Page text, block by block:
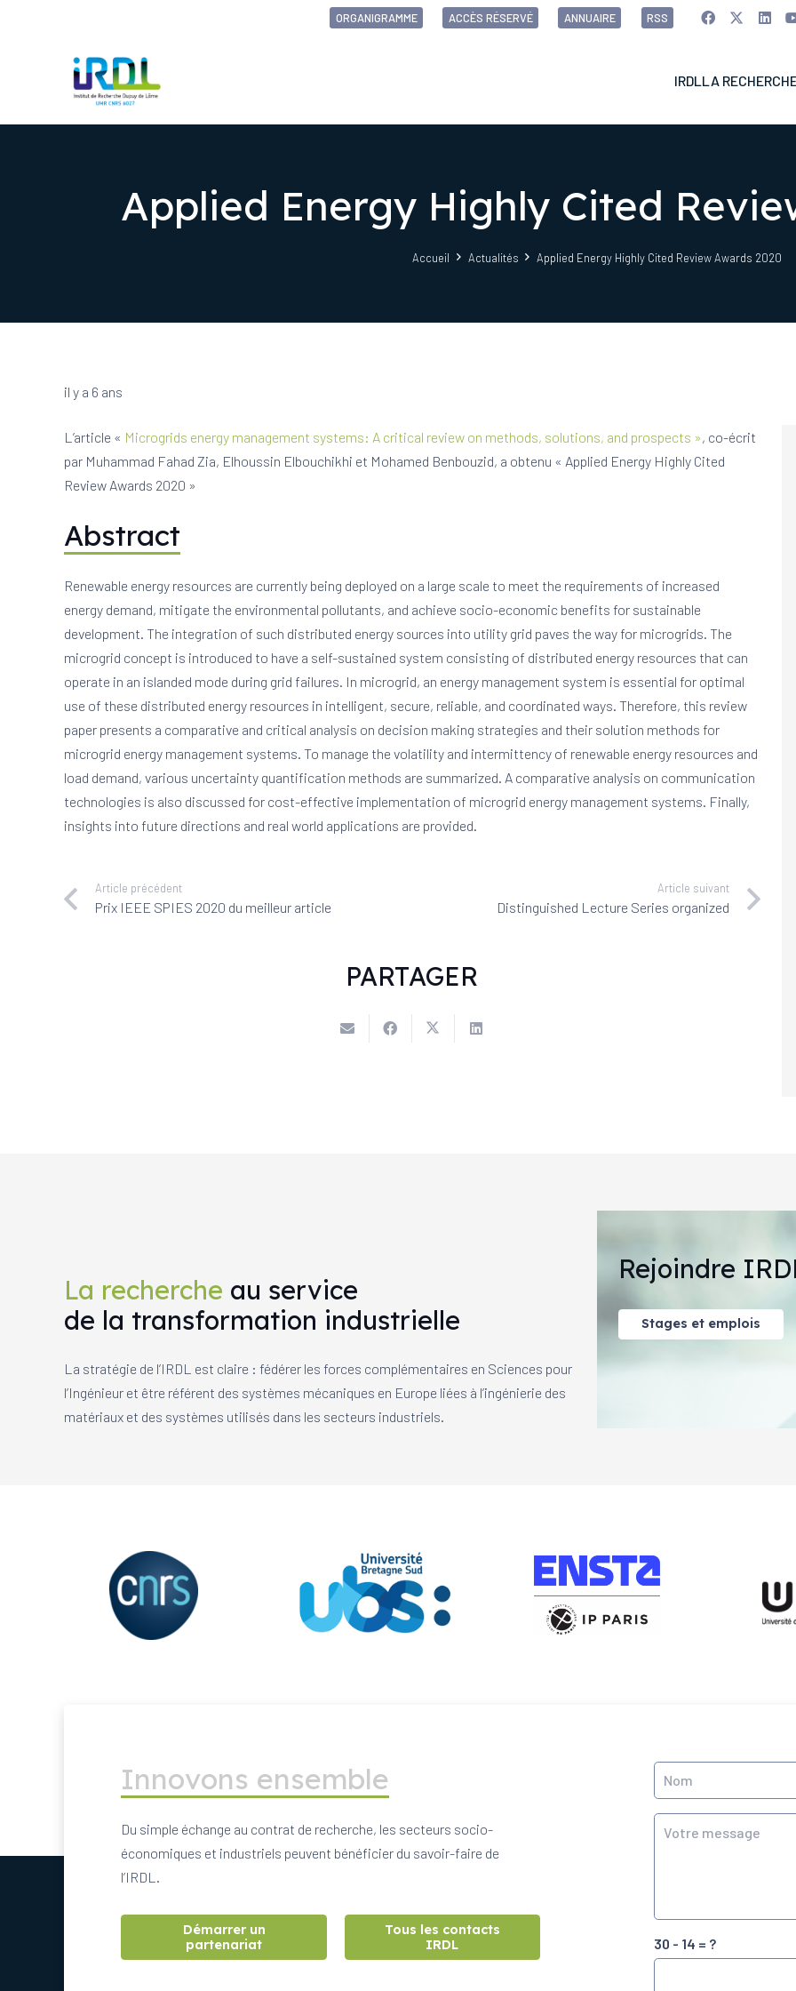
ORGANIGRAMME ACCÈS RÉSERVÉ ANNUAIRE RSS
IRDL LA
Applied Energy Highly Cited
Accueil Actualités Applied Energy Highly Cited Review Awards 2020
il y a 6 ans
L’article « Microgrids energy management systems: A critical review on methods, solutions, and prospects », co-écrit
par Muhammad Fahad Zia, Elhoussin Elbouchikhi et Mohamed Benbouzid, a obtenu « Applied Energy Highly Cited
Review Awards 2020 »
Abstract
Renewable energy resources are currently being deployed on a large scale to meet the requirements of increased
energy demand, mitigate the environmental pollutants, and achieve socio-economic benefits for sustainable
development. The integration of such distributed energy sources into utility grid paves the way for microgrids. The
microgrid concept is introduced to have a self-sustained system consisting of distributed energy resources that can
operate in an islanded mode during grid failures. In microgrid, an energy management system is essential for optimal
use of these distributed energy resources in intelligent, secure, reliable, and coordinated ways. Therefore, this review
paper presents a comparative and critical analysis on decision making strategies and their solution methods for
microgrid energy management systems. To manage the volatility and intermittency of renewable energy resources and
load demand, various uncertainty quantification methods are summarized. A comparative analysis on communication
technologies is also discussed for cost-effective implementation of microgrid energy management systems. Finally,
insights into future directions and real world applications are provided.
Article précédent
Prix IEEE SPIES 2020 du meilleur article
Article suivant
Distinguished Lecture Series organized
PARTAGER
La recherche au service
de la transformation industrielle
La stratégie de l’IRDL est claire : fédérer les forces complémentaires en Sciences pour
l’Ingénieur et être référent des systèmes mécaniques en Europe liées à l’ingénierie des
matériaux et des systèmes utilisés dans les secteurs industriels.
Rejoindre
Stages et emplois
Innovons ensemble
Du simple échange au contrat de recherche, les secteurs socio-
économiques et industriels peuvent bénéficier du savoir-faire de
l’IRDL.
Démarrer un
partenariat
Tous les contacts
IRDL
30 - 14 = ?